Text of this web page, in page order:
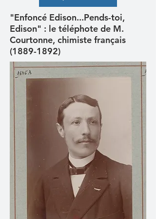
"Enfoncé Edison...Pends-toi,
Edison" : le téléphote de M.
Courtonne, chimiste français
(1889-1892)